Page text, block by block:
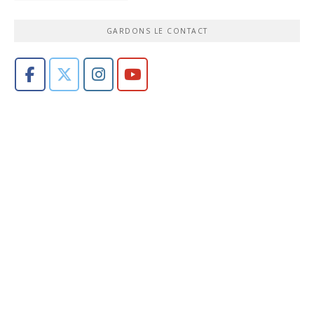
GARDONS LE CONTACT